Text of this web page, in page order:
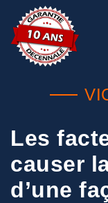
Les
causer
d’une